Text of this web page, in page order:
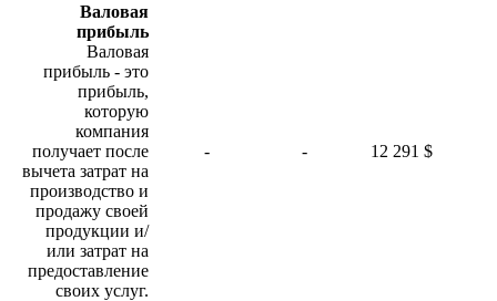
Валовая
прибыль
Валовая
прибыль - это
прибыль,
которую
компания
получает после
вычета затрат на
производство и
продажу своей
продукции и/
или затрат на
предоставление
своих услуг.
- - 12 291 $